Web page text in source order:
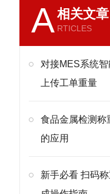
A相关文章
RTICLES
对接MES系统
上传工单重量
食品金属检测称
的应用
新手必看 扫码